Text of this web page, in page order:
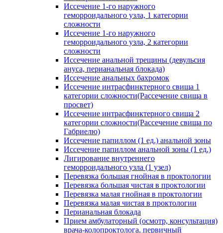
Иссечение 1-го наружного
геморроидального узла, 1 категории
сложности
Иссечение 1-го наружного
геморроидального узла, 2 категории
сложности
Иссечение анальной трещины (девульсия
ануса, перианальная блокада)
Иссечение анальных бахромок
Иссечение интрасфинктерного свища 1
категории сложности(Рассечение свища в
просвет)
Иссечение интрасфинктерного свища 2
категории сложности(Рассечение свища по
Габриелю)
Иссечение папиллом (1 ед.) анальной зоны
Иссечение папиллом анальной зоны (1 ед.)
Лигирование внутреннего
геморроидального узла (1 узел)
Перевязка большая гнойная в проктологии
Перевязка большая чистая в проктологии
Перевязка малая гнойная в проктологии
Перевязка малая чистая в проктологии
Перианальная блокада
Прием амбулаторный (осмотр, консультация)
врача-колопроктолога, первичный